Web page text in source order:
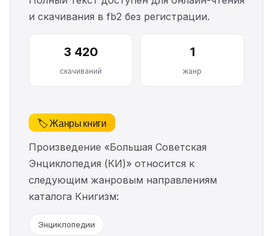
и скачивания в fb2 без регистрации.
3 420
скачиваний
1
жанр
🏷️ Жанры книги
Произведение «Большая Советская
Энциклопедия (КИ)» относится к
следующим жанровым направлениям
каталога Книгизм:
Энциклопедии